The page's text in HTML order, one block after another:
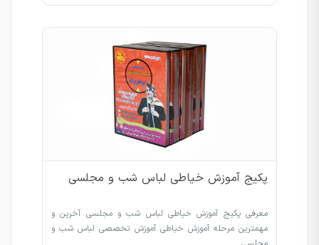
پکیج آموزش خیاطی لباس شب و مجلسی
معرفی پکیج آموزش خیاطی لباس شب و مجلسی آخرین و
مهمترین مرحله آموزش خیاطی آموزش تخصصی لباس شب و